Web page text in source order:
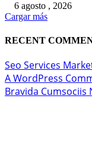
6 agosto , 2026
Cargar más
RECENT
Seo Services
A WordPress
Bravida Cumsociis